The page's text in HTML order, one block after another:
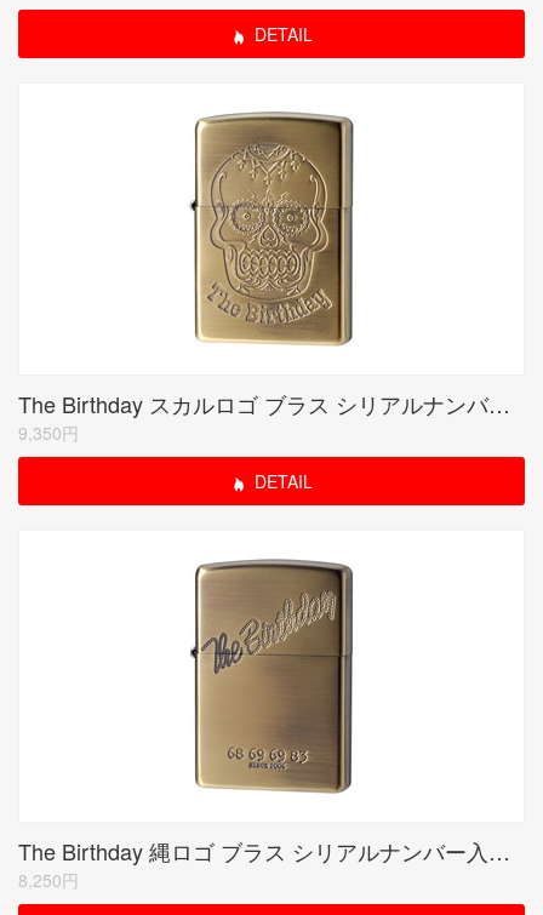
DETAIL
The Birthday スカルロゴ ブラス シリアルナンバー入り(期間限定生産品)
9,350円
DETAIL
The Birthday 縄ロゴ ブラス シリアルナンバー入り(期間限定生産品)
8,250円